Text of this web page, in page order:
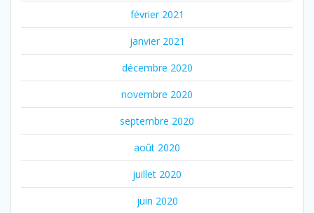
février 2021
janvier 2021
décembre 2020
novembre 2020
septembre 2020
août 2020
juillet 2020
juin 2020